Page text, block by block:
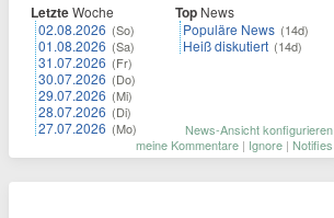
LetzteWoche
02.08.2026 (So)
01.08.2026 (Sa)
31.07.2026 (Fr)
30.07.2026 (Do)
29.07.2026 (Mi)
28.07.2026 (Di)
27.07.2026 (Mo)
Top News
Populäre News (14d)
Heiß diskutiert (14d)
News-Ansicht konfigurieren
meine Kommentare | Ignore | Notifies